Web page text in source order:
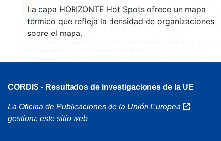
La capa HORIZONTE Hot Spots ofrece un mapa
térmico que refleja la densidad de organizaciones
sobre el mapa.
160
7
CORDIS - Resultados de investigaciones de la UE
La Oficina de Publicaciones de la Unión Europea
gestiona este sitio web